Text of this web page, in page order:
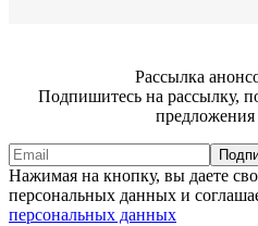
Рассылка
Подпишитесь на рассылку,
Нажимая на кнопку, вы даете
персональных данных и
персональных данных